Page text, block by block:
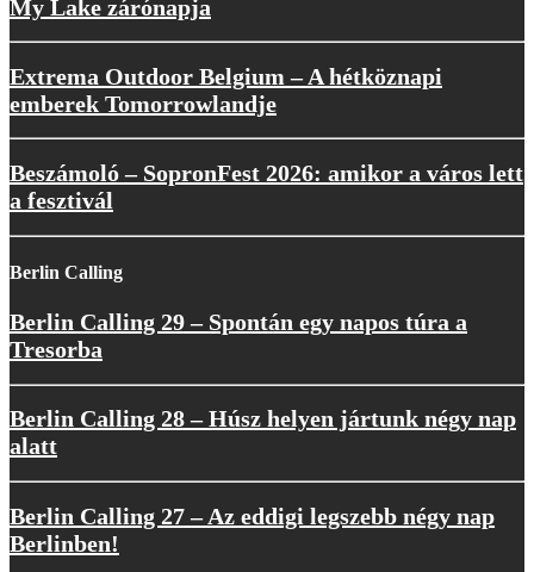
My Lake zárónapja
Extrema Outdoor Belgium – A hétköznapi
emberek Tomorrowlandje
Beszámoló – SopronFest 2026: amikor a város lett
a fesztivál
Berlin Calling
Berlin Calling 29 – Spontán egy napos túra a
Tresorba
Berlin Calling 28 – Húsz helyen jártunk négy nap
alatt
Berlin Calling 27 – Az eddigi legszebb négy nap
Berlinben!